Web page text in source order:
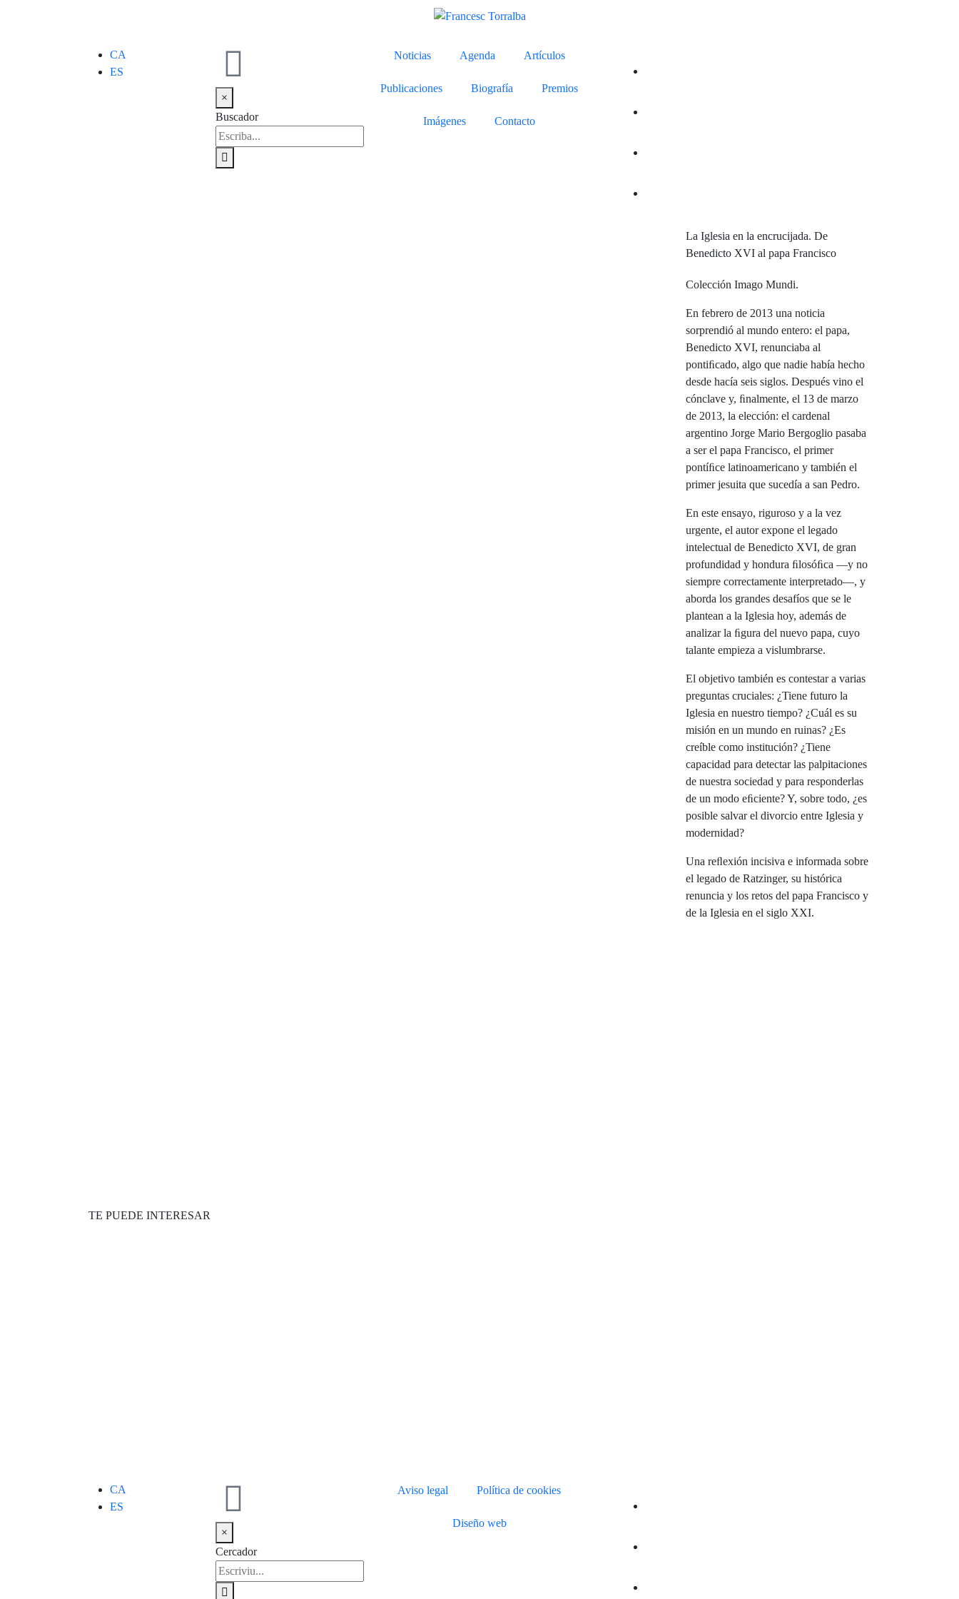
CA
ES
×
Buscador
Noticias Agenda Artículos
Publicaciones Biografía Premios
Imágenes Contacto
La Iglesia en la encrucijada. De
Benedicto XVI al papa Francisco
Colección Imago Mundi.
En febrero de 2013 una noticia
sorprendió al mundo entero: el papa,
Benedicto XVI, renunciaba al
pontiﬁcado, algo que nadie había hecho
desde hacía seis siglos. Después vino el
cónclave y, ﬁnalmente, el 13 de marzo
de 2013, la elección: el cardenal
argentino Jorge Mario Bergoglio pasaba
a ser el papa Francisco, el primer
pontíﬁce latinoamericano y también el
primer jesuita que sucedía a san Pedro.
En este ensayo, riguroso y a la vez
urgente, el autor expone el legado
intelectual de Benedicto XVI, de gran
profundidad y hondura ﬁlosóﬁca —y no
siempre correctamente interpretado—, y
aborda los grandes desafíos que se le
plantean a la Iglesia hoy, además de
analizar la ﬁgura del nuevo papa, cuyo
talante empieza a vislumbrarse.
El objetivo también es contestar a varias
preguntas cruciales: ¿Tiene futuro la
Iglesia en nuestro tiempo? ¿Cuál es su
misión en un mundo en ruinas? ¿Es
creíble como institución? ¿Tiene
capacidad para detectar las palpitaciones
de nuestra sociedad y para responderlas
de un modo eﬁciente? Y, sobre todo, ¿es
posible salvar el divorcio entre Iglesia y
modernidad?
Una reﬂexión incisiva e informada sobre
el legado de Ratzinger, su histórica
renuncia y los retos del papa Francisco y
de la Iglesia en el siglo XXI.
TE PUEDE INTERESAR
CA
ES
×
Cercador
Aviso legal Política de cookies
Diseño web